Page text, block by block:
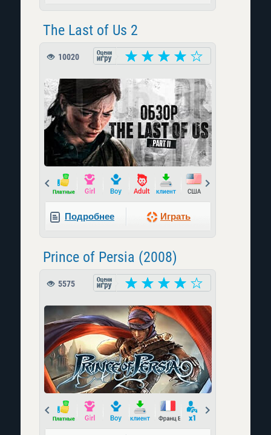
The Last of Us 2
10020
Prev
Подробнее Играть
Prince of Persia (2008)
5575
Prev